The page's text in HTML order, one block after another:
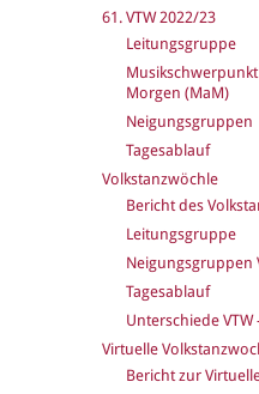
61. VTW 2022/23
Leitungsgruppe
Morgen (MaM)
Neigungsgruppen
Tagesablauf
Volkstanzwöchle
Bericht des
Leitungsgruppe
Neigungsgruppen
Tagesablauf
Unterschiede VTW
Virtuelle
Bericht zur